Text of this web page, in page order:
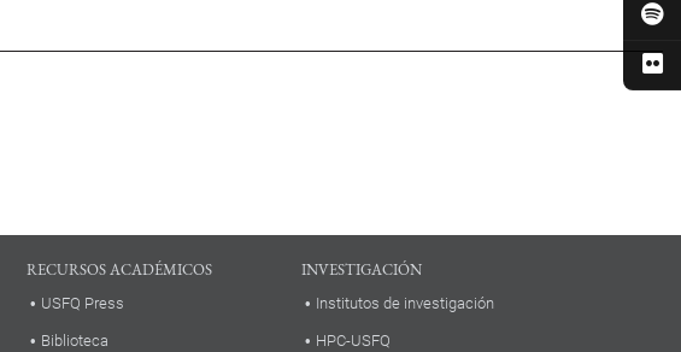
RECURSOS ACADÉMICOS
USFQ Press
Biblioteca
INVESTIGACIÓN
Institutos de investigación
HPC-USFQ